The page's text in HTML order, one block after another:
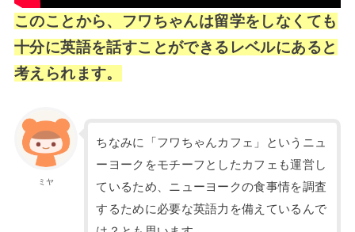
このことから、フワちゃんは留学をしなくても
十分に英語を話すことができるレベルにあると
考えられます。
ミヤ
ちなみに「フワちゃんカフェ」というニュ
ーヨークをモチーフとしたカフェも運営し
ているため、ニューヨークの食事情を調査
するために必要な英語力を備えているんで